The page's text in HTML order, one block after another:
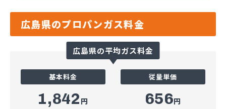
広島県のプロパンガス料金
広島県の平均ガス料金
基本料金
1,842 円
従量単価
656円